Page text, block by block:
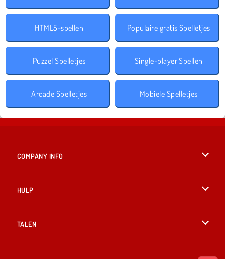
HTML5-spellen Populaire gratis Spelletjes
Puzzel Spelletjes Single-player Spellen
Arcade Spelletjes Mobiele Spelletjes
COMPANY INFO
HULP
TALEN